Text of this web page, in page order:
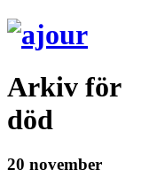
Arkiv för
död
20 november